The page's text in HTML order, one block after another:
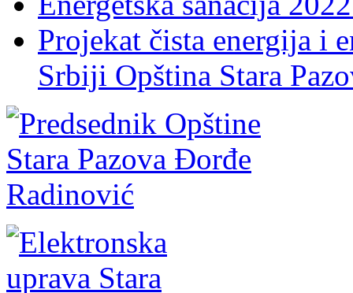
Projekat čista energija i
Srbiji Opština Stara